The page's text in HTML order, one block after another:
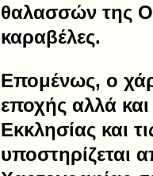
θαλασσών της
καραβέλες.
Επομένως, ο
εποχής αλλά και
Εκκλησίας και
υποστηρίζεται